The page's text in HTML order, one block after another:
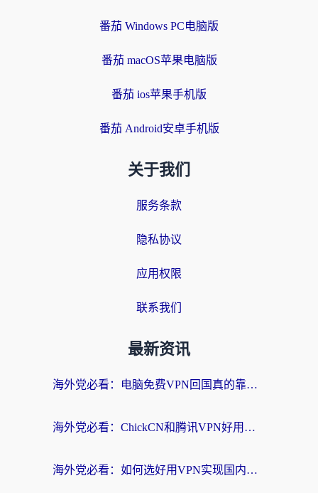
番茄 Windows PC电脑版
番茄 macOS苹果电脑版
番茄 ios苹果手机版
番茄 Android安卓手机版
关于我们
服务条款
隐私协议
应用权限
联系我们
最新资讯
海外党必看：电脑免费VPN回国真的靠谱吗？附实测对比与最优方案指南
海外党必看：ChickCN和腾讯VPN好用吗？3招选对回国加速器，告别地区限制
海外党必看：如何选好用VPN实现国内资源无缝访问？从越南到全球都适用